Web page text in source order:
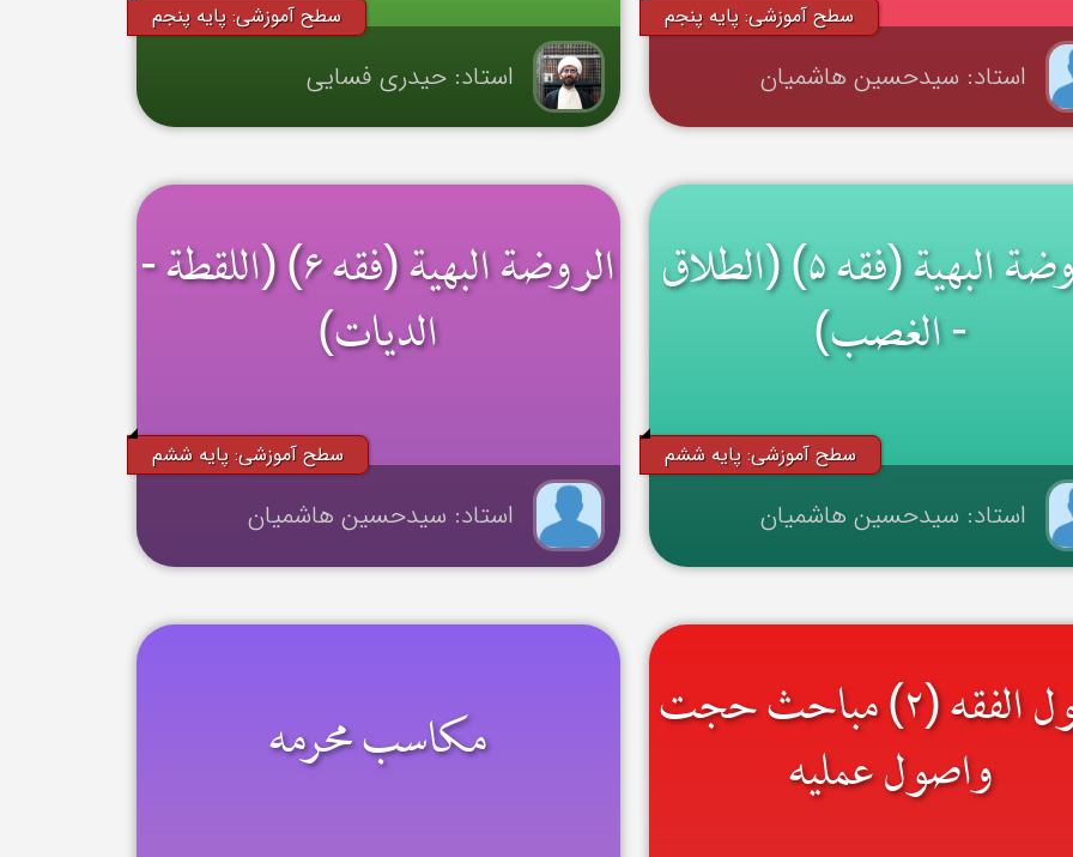
سطح آموزشی: پایه پنجم
استاد: سیدحسین هاشمیان
سطح آموزشی: پایه پنجم
استاد: حیدری فسایی
الروضة البهیة (فقه ۵) (الطلاق
- الغصب)
سطح آموزشی: پایه ششم
استاد: سیدحسین هاشمیان
الروضة البهیة (فقه ۶) (اللقطة -
الدیات)
سطح آموزشی: پایه ششم
استاد: سیدحسین هاشمیان
اصول الفقه (۲) مباحث حجت
واصول عملیه مکاسب محرمه